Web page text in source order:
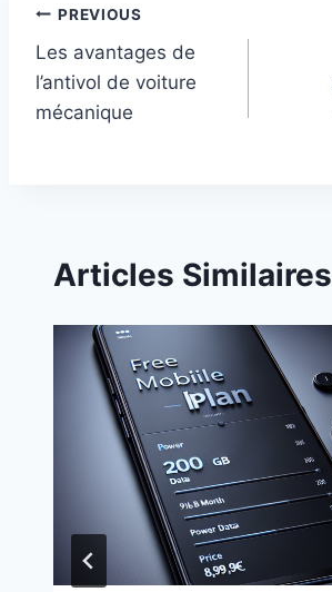
Post
navigation
PREVIOUS
Les avantages de
l’antivol de voiture
mécanique
Articles Similaires